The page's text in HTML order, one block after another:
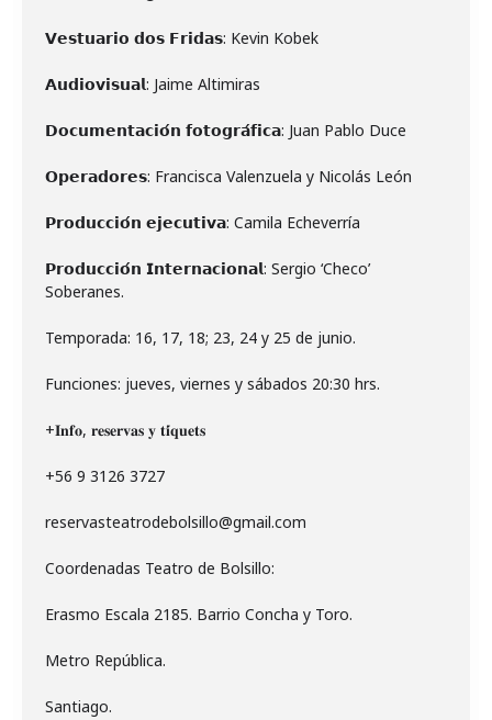
𝗩𝗲𝘀𝘁𝘂𝗮𝗿𝗶𝗼 𝗱𝗼𝘀 𝗙𝗿𝗶𝗱𝗮𝘀: Kevin Kobek
𝗔𝘂𝗱𝗶𝗼𝘃𝗶𝘀𝘂𝗮𝗹: Jaime Altimiras
𝗗𝗼𝗰𝘂𝗺𝗲𝗻𝘁𝗮𝗰𝗶𝗼́𝗻 𝗳𝗼𝘁𝗼𝗴𝗿𝗮́𝗳𝗶𝗰𝗮: Juan Pablo Duce
𝗢𝗽𝗲𝗿𝗮𝗱𝗼𝗿𝗲𝘀: Francisca Valenzuela y Nicolás León
𝗣𝗿𝗼𝗱𝘂𝗰𝗰𝗶𝗼́𝗻 𝗲𝗷𝗲𝗰𝘂𝘁𝗶𝘃𝗮: Camila Echeverría
𝗣𝗿𝗼𝗱𝘂𝗰𝗰𝗶𝗼́𝗻 𝗜𝗻𝘁𝗲𝗿𝗻𝗮𝗰𝗶𝗼𝗻𝗮𝗹: Sergio ‘Checo’
Soberanes.
Temporada: 16, 17, 18; 23, 24 y 25 de junio.
Funciones: jueves, viernes y sábados 20:30 hrs.
+𝐈𝐧𝐟𝐨, 𝐫𝐞𝐬𝐞𝐫𝐯𝐚𝐬 𝐲 𝐭𝐢́𝐪𝐮𝐞𝐭𝐬
+56 9 3126 3727
reservasteatrodebolsillo@gmail.com
Coordenadas Teatro de Bolsillo:
Erasmo Escala 2185. Barrio Concha y Toro.
Metro República.
Santiago.